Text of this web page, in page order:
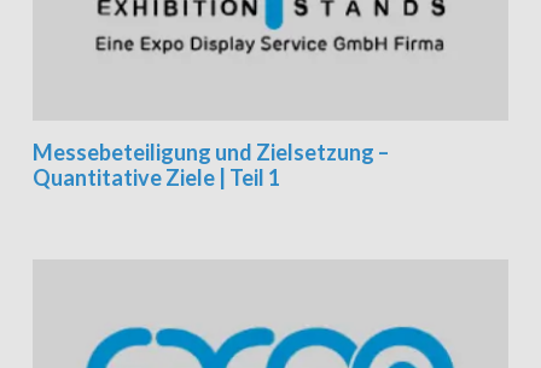
Messebeteiligung und Zielsetzung –
Quantitative Ziele | Teil 1